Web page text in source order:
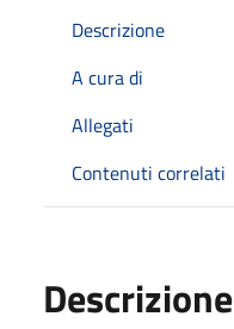
Descrizione
A cura di
Allegati
Contenuti correlati
Descrizione